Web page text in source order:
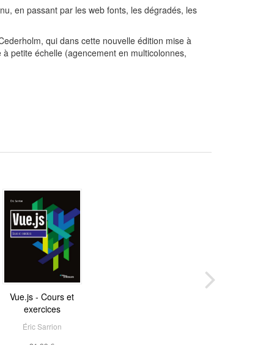
en passant par les web fonts, les dégradés, les
qui dans cette nouvelle édition mise à
petite échelle (agencement en multicolonnes,
CSS 3 Flexbox
Plongez dans les CSS
modernes
Vue.js - Cours et
exercices
Éric Sarrion